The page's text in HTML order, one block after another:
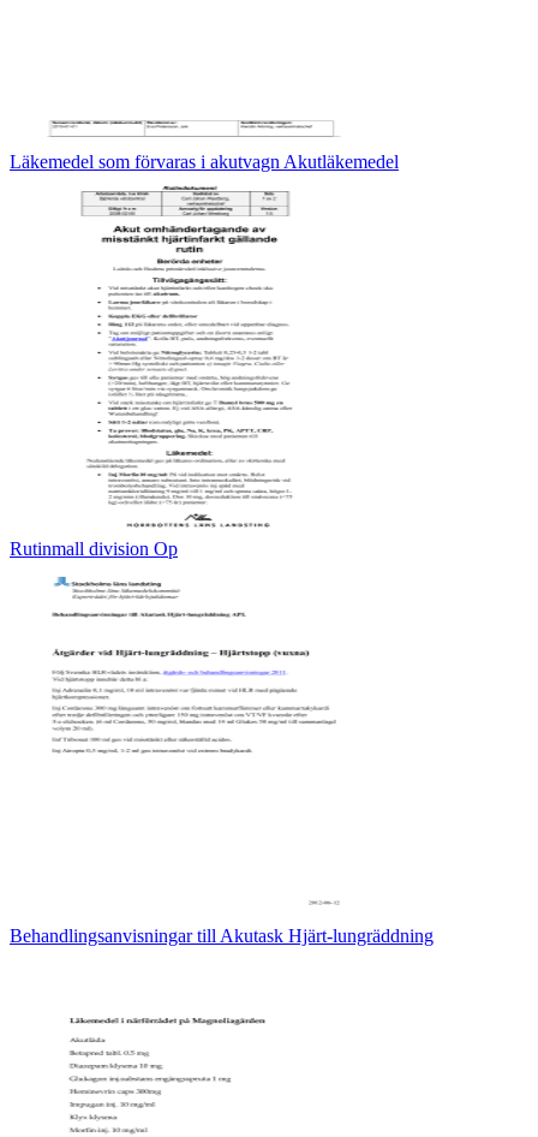
Läkemedel som förvaras i akutvagn Akutläkemedel
Rutinmall division Op
Behandlingsanvisningar till Akutask Hjärt-lungräddning